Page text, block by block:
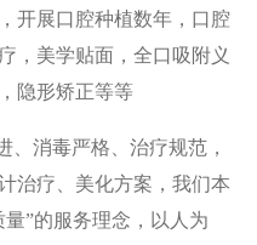
开展口腔种植数年，口腔
，美学贴面，全口吸附义
隐形矫正等等
、消毒严格、治疗规范，
治疗、美化方案，我们本
”的服务理念，以人为